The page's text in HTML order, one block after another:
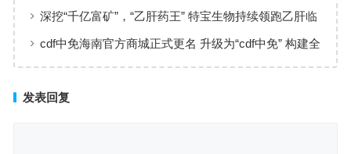
实现高效服务响应
深挖“千亿富矿”，“乙肝药王” 特宝生物持续领跑乙肝临
床治愈
cdf中免海南官方商城正式更名 升级为“cdf中免” 构建全
发表回复